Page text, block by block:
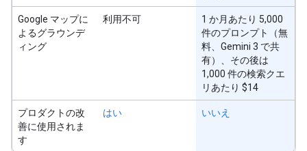
Google マップに
よるグラウンデ
ィング
利用不可
1 か月あたり 5,000
件のプロンプト（無
料、Gemini 3 で共
有）、その後は
1,000 件の検索クエ
リあたり $14
プロダクトの改
善に使用されま
す
はい いいえ